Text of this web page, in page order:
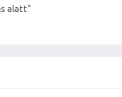
alatt"